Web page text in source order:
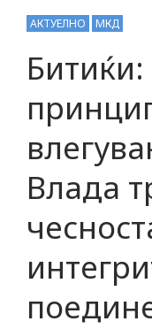
АКТУЕЛНО МКД
Влада